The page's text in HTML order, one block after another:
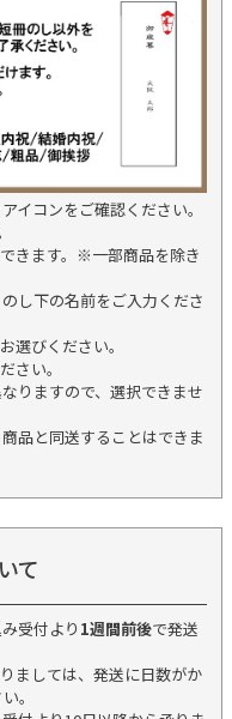
イコンをご確認ください。
きます。※一部商品を除き
し下の名前をご入力くださ
選びください。
さい。
りますので、選択できませ
品と同送することはできま
て
受付より 1週間前後で発送
ましては、発送に日数がか
。